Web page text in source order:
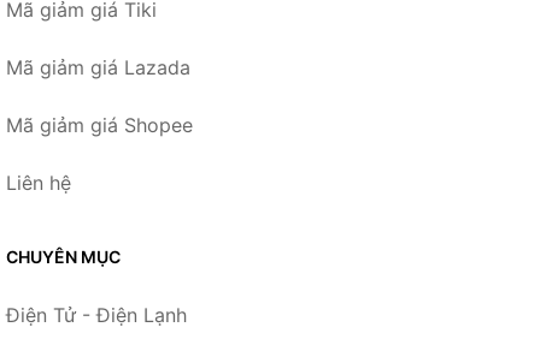
Mã giảm giá Tiki
Mã giảm giá Lazada
Mã giảm giá Shopee
Liên hệ
CHUYÊN MỤC
Điện Tử - Điện Lạnh